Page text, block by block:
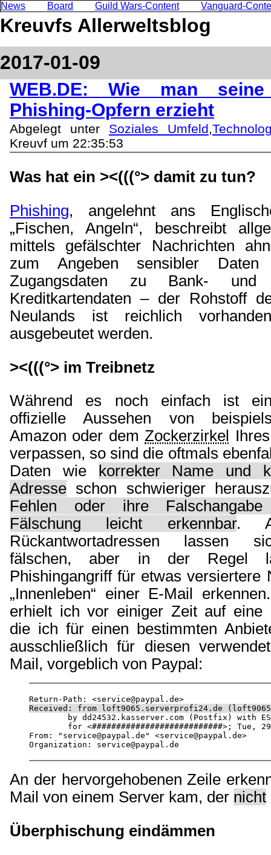
News Board Guild Wars-Content Vanguard-
Kreuvfs Allerweltsblog
2017-01-09
WEB.DE: Wie man
Phishing-Opfern erzieht
Abgelegt unter Soziales Umfeld,
Kreuvf um 22:35:53
Was hat ein ><(((°> damit zu tun?
Phishing, angelehnt ans
„Fischen, Angeln“, beschreibt
mittels gefälschter Nachrichten
zum Angeben sensibler Daten
Zugangsdaten zu Bank- und
Kreditkartendaten – der Rohstoff
Neulands ist reichlich
ausgebeutet werden.
><(((°> im Treibnetz
Während es noch einfach ist
offizielle Aussehen von
Amazon oder demZockerzirkel
verpassen, so sind die oftmals
Daten wie
korrekter Name und
Adresse schon schwieriger
Fehlen oder ihre
Fälschung leicht erkennbar.
Rückantwortadressen lassen
fälschen, aber in der Regel
Phishingangriff für etwas versiertere
„Innenleben“ einer E-Mail
erhielt ich vor einiger Zeit auf eine
die ich für einen bestimmten
ausschließlich für diesen
Mail, vorgeblich von Paypal:
Received: from loft9065.serverprofi24.de
From: "service@paypal.de" <service@paypal.de>
An der hervorgehobenen Zeile
Mail von einem Server kam, der nicht
Überphischung eindämmen